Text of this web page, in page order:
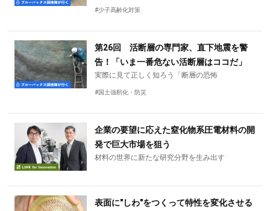
#少子高齢化対策
第26回 活断層の専門家、直下地震を警
告！「いま一番危ない活断層はココだ」
実際に見て正しく知ろう「断層の恐怖
#国土強靭化・防災
企業の要望に応えた窒化物系圧電材料の開
発で巨大市場を狙う
材料の世界に新たな研究分野を生み出す
表面に"しわ"をつくって特性を変化させる